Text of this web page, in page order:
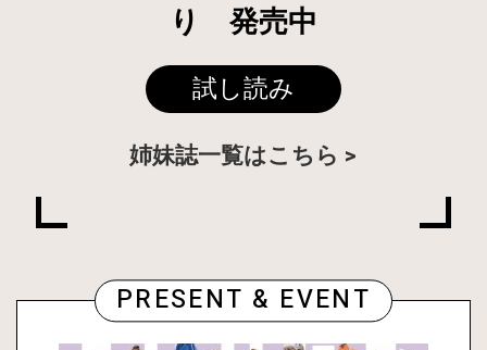
り 発売中
試し読み
姉妹誌一覧はこちら
PRESENT & EVENT